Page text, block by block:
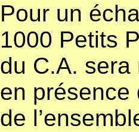
Pour un
1000 Petits
du C.A.
en présence
de